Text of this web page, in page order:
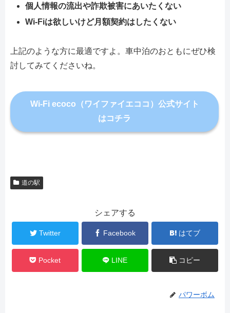
個人情報の流出や詐欺被害にあいたくない
Wi-Fiは欲しいけど月額契約はしたくない
上記のような方に最適ですよ。車中泊のおともにぜひ検
討してみてくださいね。
Wi-Fi ecoco（ワイファイエココ）公式サイト
はコチラ
道の駅
シェアする
Twitter Facebook はてブ
Pocket LINE コピー
パワーボム